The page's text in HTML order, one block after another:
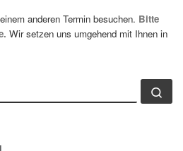
anderen Termin besuchen. Bitte
Wir setzen uns umgehend mit Ihnen in